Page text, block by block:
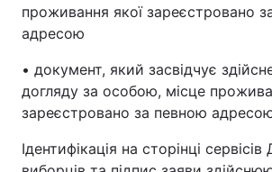
проживання якої зареєстровано
адресою
• документ, який засвідчує
догляду за особою, місце
зареєстровано за певною
Ідентифікація на сторінці